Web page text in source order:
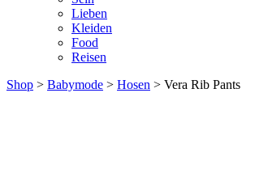
Lieben
Kleiden
Food
Reisen
Shop > Babymode > Hosen > Vera Rib Pants